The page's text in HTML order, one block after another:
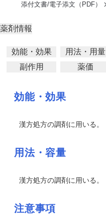
添付文書/電子添文（PDF）
薬剤情報
効能・効果 用法・用量
副作用
薬価
効能・効果
漢方処方の調剤に用いる。
用法・容量
漢方処方の調剤に用いる。
注意事項